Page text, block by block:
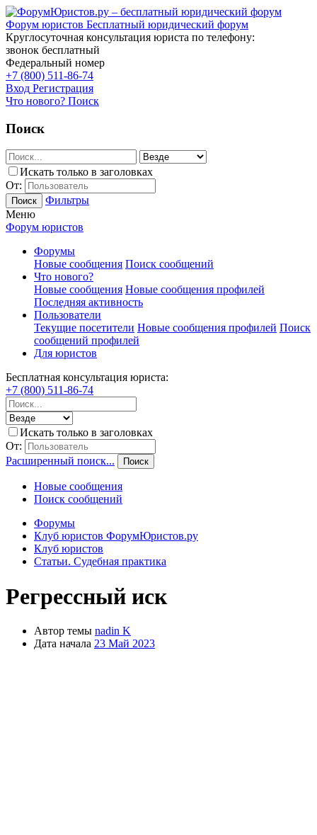
Форум юристов Бесплатный юридический форум
Круглосуточная консультация юриста по телефону:
звонок бесплатный
Федеральный номер
+7 (800) 511-86-74
Вход Регистрация
Что нового? Поиск
Поиск
Искать только в заголовках
От:
Поиск
Фильтры
Меню
Форум юристов
Форумы
Новые сообщения Поиск сообщений
Что нового?
Новые сообщения Новые сообщения профилей
Последняя активность
Пользователи
Текущие посетители Новые сообщения профилей Поиск
сообщений профилей
Для юристов
Бесплатная консультация юриста:
+7 (800) 511-86-74
Искать только в заголовках
От:
Расширенный поиск...
Поиск
Новые сообщения
Поиск сообщений
Форумы
Клуб юристов ФорумЮристов.ру
Клуб юристов
Статьи. Судебная практика
Регрессный иск
Автор темы nadin K
Дата начала 23 Май 2023